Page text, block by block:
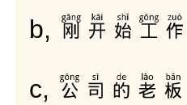
b, 刚开始工
c, 公司的老板